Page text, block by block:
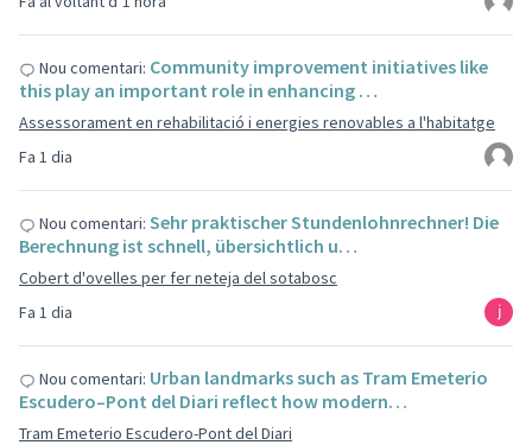
Fa 1 dia
Nou comentari: Community improvement initiatives like
this play an important role in enhancing …
Assessorament en rehabilitació i energies renovables a l'habitatge
Fa 1 dia
Nou comentari: Sehr praktischer Stundenlohnrechner! Die
Berechnung ist schnell, übersichtlich u…
Cobert d'ovelles per fer neteja del sotabosc
Nou comentari: Urban landmarks such as Tram Emeterio
Escudero–Pont del Diari reflect how modern…
Tram Emeterio Escudero-Pont del Diari